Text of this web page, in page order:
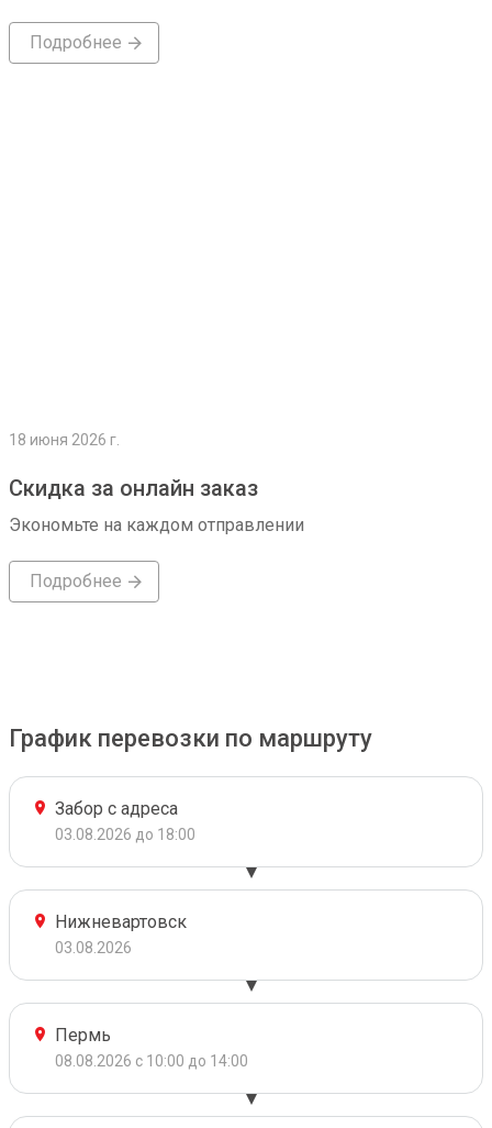
Подробнее
18 июня 2026 г.
Скидка за онлайн заказ
Экономьте на каждом отправлении
Подробнее
График перевозки по маршруту
Забор с адреса
03.08.2026 до 18:00
Нижневартовск
03.08.2026
Пермь
08.08.2026 с 10:00 до 14:00